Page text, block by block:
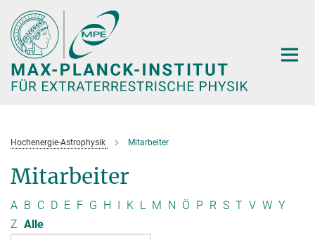
Hauptinhalt
Hochenergie-Astrophysik Mitarbeiter
Mitarbeiter
A B C D E F G H I K L M N Ö P R S T V W Y
Z Alle